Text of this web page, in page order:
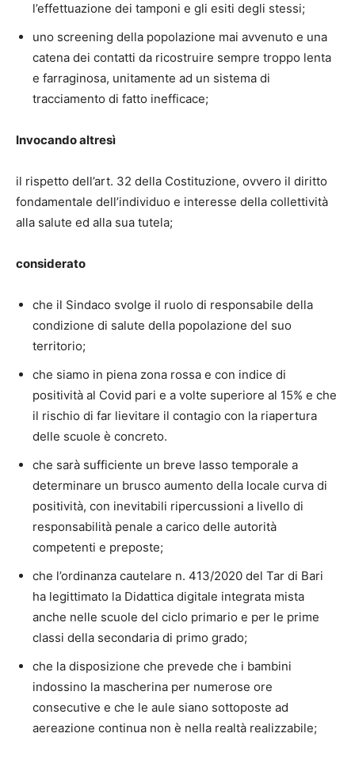
l’effettuazione dei tamponi e gli esiti degli stessi;
uno screening della popolazione mai avvenuto e una
catena dei contatti da ricostruire sempre troppo lenta
e farraginosa, unitamente ad un sistema di
tracciamento di fatto inefficace;
Invocando altresì
il rispetto dell’art. 32 della Costituzione, ovvero il diritto
fondamentale dell’individuo e interesse della collettività
alla salute ed alla sua tutela;
considerato
che il Sindaco svolge il ruolo di responsabile della
condizione di salute della popolazione del suo
territorio;
che siamo in piena zona rossa e con indice di
positività al Covid pari e a volte superiore al 15% e che
il rischio di far lievitare il contagio con la riapertura
delle scuole è concreto.
che sarà sufficiente un breve lasso temporale a
determinare un brusco aumento della locale curva di
positività, con inevitabili ripercussioni a livello di
responsabilità penale a carico delle autorità
competenti e preposte;
che l’ordinanza cautelare n. 413/2020 del Tar di Bari
ha legittimato la Didattica digitale integrata mista
anche nelle scuole del ciclo primario e per le prime
classi della secondaria di primo grado;
che la disposizione che prevede che i bambini
indossino la mascherina per numerose ore
consecutive e che le aule siano sottoposte ad
aereazione continua non è nella realtà realizzabile;